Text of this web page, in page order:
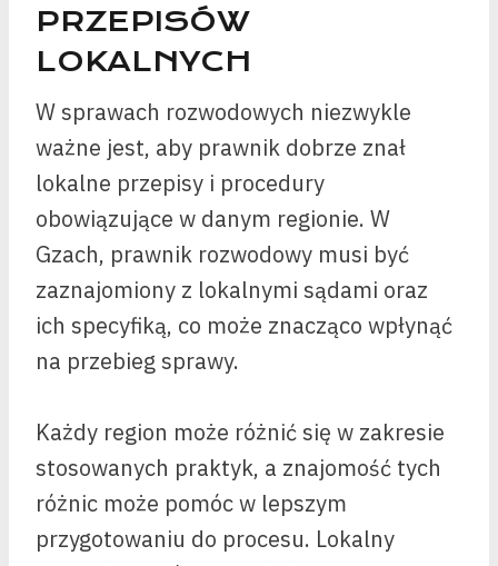
PRZEPISÓW
LOKALNYCH
W sprawach rozwodowych niezwykle
ważne jest, aby prawnik dobrze znał
lokalne przepisy i procedury
obowiązujące w danym regionie. W
Gzach, prawnik rozwodowy musi być
zaznajomiony z lokalnymi sądami oraz
ich specyfiką, co może znacząco wpłynąć
na przebieg sprawy.
Każdy region może różnić się w zakresie
stosowanych praktyk, a znajomość tych
różnic może pomóc w lepszym
przygotowaniu do procesu. Lokalny